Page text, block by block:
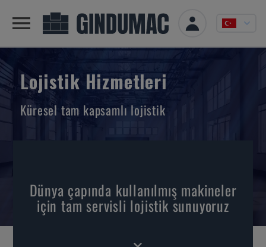
Lojistik Hizmetleri
Küresel tam kapsamlı lojistik
Dünya çapında kullanılmış makineler
için tam servisli lojistik sunuyoruz